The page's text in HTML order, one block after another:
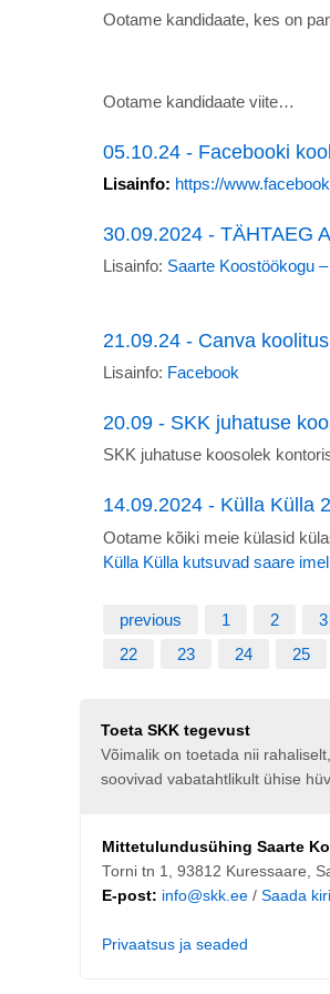
Ootame kandidaate, kes on
Ootame kandidaate viite…
05.10.24 - Facebooki
Lisainfo: https://
30.09.2024 - TÄHTAEG
Lisainfo: Saarte Koostöökogu
21.09.24 - Canva
Lisainfo: Facebook
20.09 - SKK juhatuse
SKK juhatuse koosolek
14.09.2024 - Külla Külla
Ootame kõiki meie külasid
Külla Külla kutsuvad saare
previous 1 2 3
22
23 24 25
Toeta SKK tegevust
Võimalik on toetada nii
soovivad vabatahtlikult ühise
Mittetulundusühing Saarte
Torni tn 1, 93812 Kuressaare,
E-post: info@skk.ee/ Saada kiri
Privaatsus ja seaded